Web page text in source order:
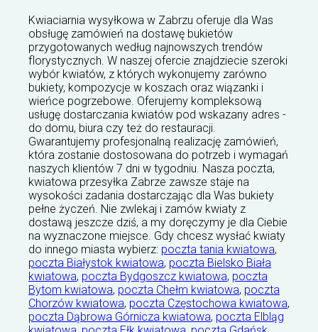
Kwiaciarnia wysyłkowa w Zabrzu oferuje dla Was
obsługę zamówień na dostawę bukietów
przygotowanych według najnowszych trendów
florystycznych. W naszej ofercie znajdziecie szeroki
wybór kwiatów, z których wykonujemy zarówno
bukiety, kompozycje w koszach oraz wiązanki i
wieńce pogrzebowe. Oferujemy kompleksową
usługę dostarczania kwiatów pod wskazany adres -
do domu, biura czy też do restauracji.
Gwarantujemy profesjonalną realizację zamówień,
która zostanie dostosowana do potrzeb i wymagań
naszych klientów 7 dni w tygodniu. Nasza poczta,
kwiatowa przesyłka Zabrze zawsze staje na
wysokości zadania dostarczając dla Was bukiety
pełne życzeń. Nie zwlekaj i zamów kwiaty z
dostawą jeszcze dziś, a my doręczymy je dla Ciebie
na wyznaczone miejsce. Gdy chcesz wysłać kwiaty
do innego miasta wybierz: poczta tania kwiatowa,
poczta Białystok kwiatowa, poczta Bielsko Biała
kwiatowa, poczta Bydgoszcz kwiatowa, poczta
Bytom kwiatowa, poczta Chełm kwiatowa, poczta
Chorzów kwiatowa, poczta Częstochowa kwiatowa,
poczta Dąbrowa Górnicza kwiatowa, poczta Elbląg